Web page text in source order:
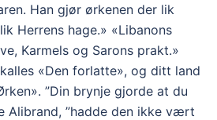
Han gjør ørkenen der lik
Herrens hage.» «Libanons
Karmels og Sarons prakt.»
«Den forlatte», og ditt land
”Din brynje gjorde at du
Alibrand, ”hadde den ikke vært